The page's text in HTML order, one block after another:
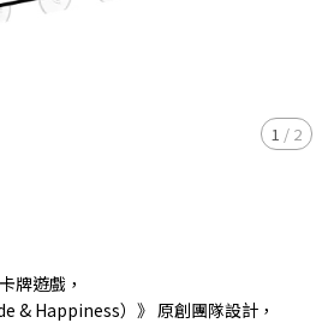
1 / 2
牌遊戲，
& Happiness）》 原創團隊設計，